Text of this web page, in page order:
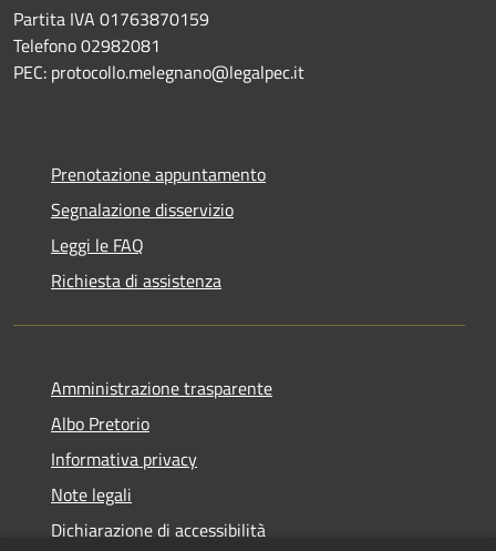
Partita IVA 01763870159
Telefono 02982081
PEC: protocollo.melegnano@legalpec.it
Prenotazione appuntamento
Segnalazione disservizio
Leggi le FAQ
Richiesta di assistenza
Amministrazione trasparente
Albo Pretorio
Informativa privacy
Note legali
Dichiarazione di accessibilità